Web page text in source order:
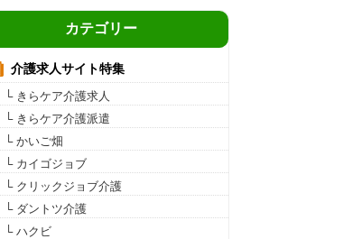
カテゴリー
介護求人サイト特集
└ きらケア介護求人
└ きらケア介護派遣
└ かいご畑
└ カイゴジョブ
└ クリックジョブ介護
└ ダントツ介護
└ ハクビ